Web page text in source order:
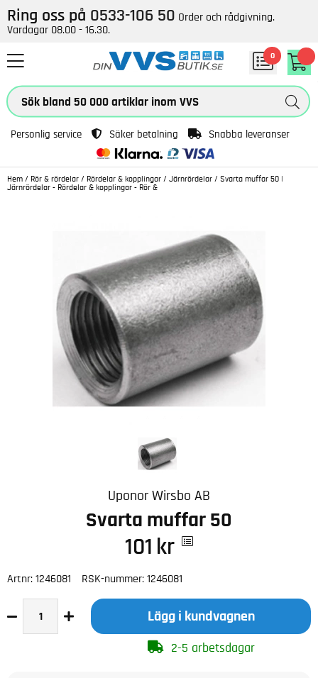
Ring oss på 0533-106 50 Order och rådgivning.
Vardagar 08.00 - 16.30.
0
Personlig service Säker betalning Snabba leveranser
Hem / Rör & rördelar / Rördelar & kopplingar / Järnrördelar / Svarta muffar 50 |
Järnrördelar - Rördelar & kopplingar - Rör &
Uponor Wirsbo AB
Svarta muffar 50
101 kr
Artnr: 1246081 RSK-nummer: 1246081
Lägg i kundvagnen
2-5 arbetsdagar